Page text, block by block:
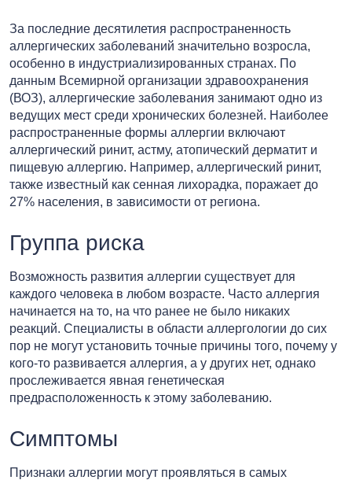
За последние десятилетия распространенность
аллергических заболеваний значительно возросла,
особенно в индустриализированных странах. По
данным Всемирной организации здравоохранения
(ВОЗ), аллергические заболевания занимают одно из
ведущих мест среди хронических болезней. Наиболее
распространенные формы аллергии включают
аллергический ринит, астму, атопический дерматит и
пищевую аллергию. Например, аллергический ринит,
также известный как сенная лихорадка, поражает до
27% населения, в зависимости от региона.
Группа риска
Возможность развития аллергии существует для
каждого человека в любом возрасте. Часто аллергия
начинается на то, на что ранее не было никаких
реакций. Специалисты в области аллергологии до сих
пор не могут установить точные причины того, почему у
кого-то развивается аллергия, а у других нет, однако
прослеживается явная генетическая
предрасположенность к этому заболеванию.
Симптомы
Признаки аллергии могут проявляться в самых